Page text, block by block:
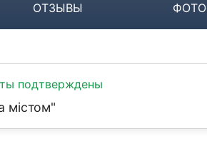
ОТЗЫВЫ ФОТО
подтверждены
містом"